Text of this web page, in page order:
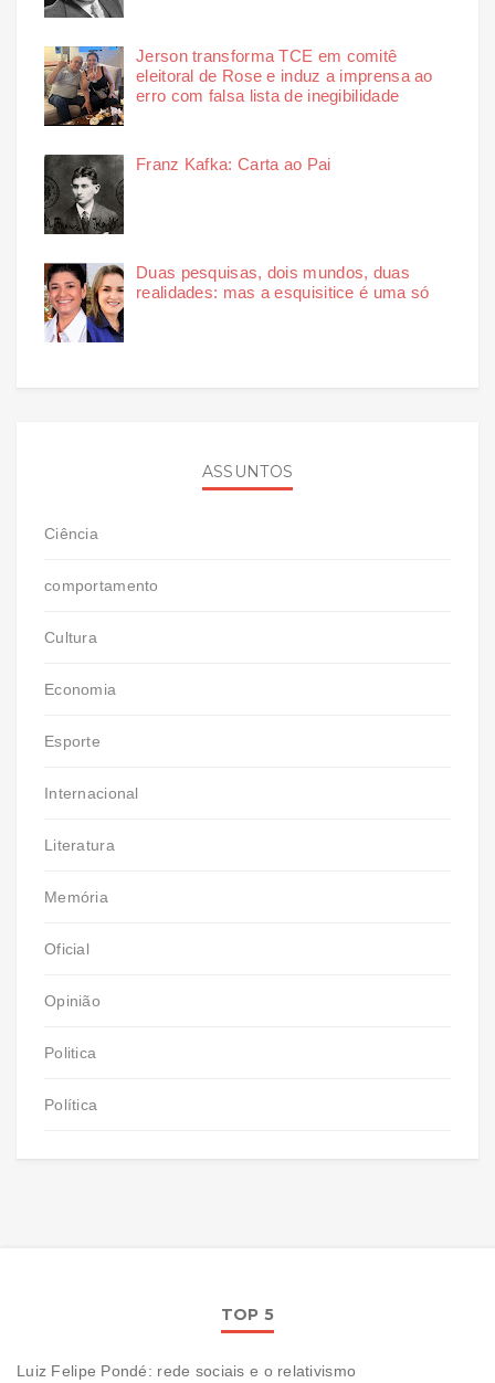
Jerson transforma TCE em comitê
eleitoral de Rose e induz a imprensa ao
erro com falsa lista de inegibilidade
Franz Kafka: Carta ao Pai
Duas pesquisas, dois mundos, duas
realidades: mas a esquisitice é uma só
ASSUNTOS
Ciência
comportamento
Cultura
Economia
Esporte
Internacional
Literatura
Memória
Oficial
Opinião
Politica
Política
TOP 5
Luiz Felipe Pondé: rede sociais e o relativismo